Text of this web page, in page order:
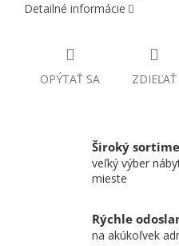
Detailné informácie
OPÝTAŤ SA ZDIEĽAŤ
Široký
veľký výber
mieste
Rýchle
na akúkoľvek